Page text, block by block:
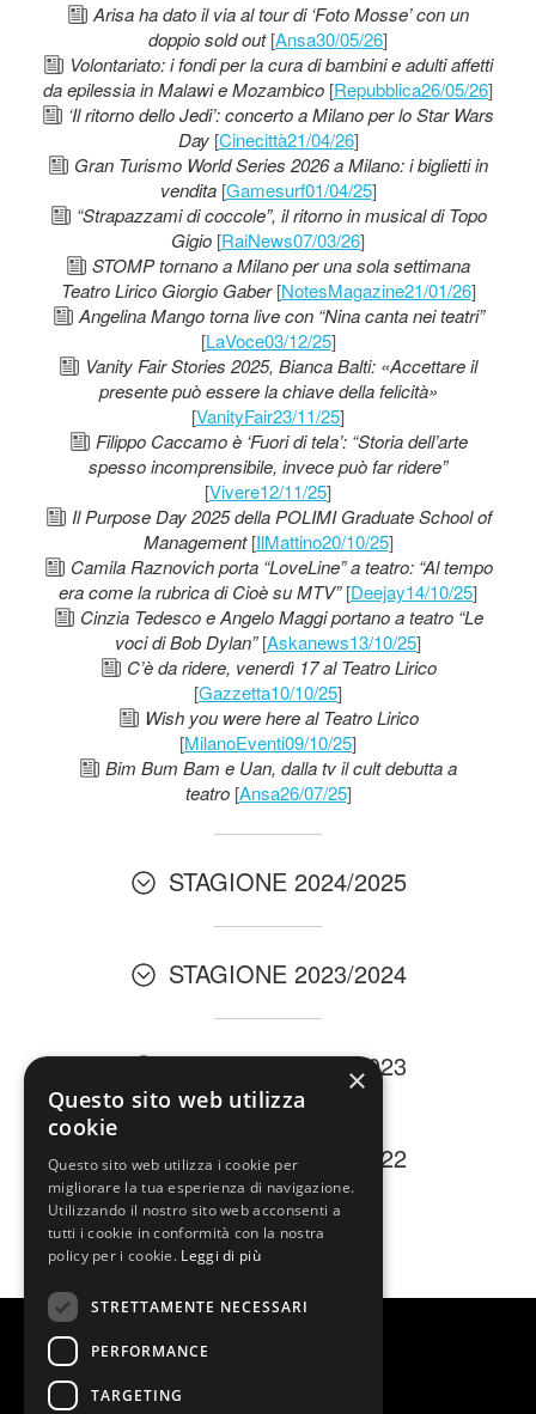
Arisa ha dato il via al tour di ‘Foto Mosse’ con un
doppio sold out[Ansa30/05/26]
Volontariato: i fondi per la cura di bambini e adulti affetti
da epilessia in Malawi e Mozambico [Repubblica26/05/26]
‘Il ritorno dello Jedi’: concerto a Milano per lo Star Wars
Day[Cinecittà21/04/26]
Gran Turismo World Series 2026 a Milano: i biglietti in
vendita[Gamesurf01/04/25]
“Strapazzami di coccole”, il ritorno in musical di Topo
Gigio [RaiNews07/03/26]
STOMP tornano a Milano per una sola settimana
Teatro Lirico Giorgio Gaber[NotesMagazine21/01/26]
Angelina Mango torna live con “Nina canta nei teatri”
[LaVoce03/12/25]
Vanity Fair Stories 2025, Bianca Balti: «Accettare il
presente può essere la chiave della felicità»
[VanityFair23/11/25]
Filippo Caccamo è ‘Fuori di tela’: “Storia dell’arte
spesso incomprensibile, invece può far ridere”
[Vivere12/11/25]
Il Purpose Day 2025 della POLIMI Graduate School of
Management[IlMattino20/10/25]
Camila Raznovich porta “LoveLine” a teatro: “Al tempo
era come la rubrica di Cioè su MTV”[Deejay14/10/25]
Cinzia Tedesco e Angelo Maggi portano a teatro “Le
voci di Bob Dylan”[Askanews13/10/25]
C’è da ridere, venerdì 17 al Teatro Lirico
[Gazzetta10/10/25]
Wish you were here al Teatro Lirico
[MilanoEventi09/10/25]
Bim Bum Bam e Uan, dalla tv il cult debutta a
teatro[Ansa26/07/25]
STAGIONE 2024/2025
STAGIONE 2023/2024
STAGIONE 2022/2023
STAGIONE 2021/2022
×
Questo sito web utilizza
cookie
Questo sito web utilizza i cookie per
migliorare la tua esperienza di navigazione.
Utilizzando il nostro sito web acconsenti a
tutti i cookie in conformità con la nostra
policy per i cookie. Leggi di più
STRETTAMENTE NECESSARI
PERFORMANCE
TARGETING